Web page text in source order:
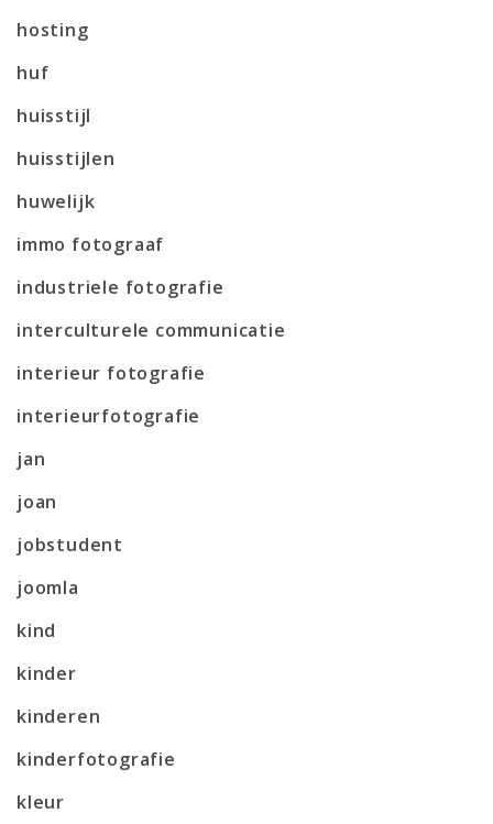
hosting
huf
huisstijl
huisstijlen
huwelijk
immo fotograaf
industriele fotografie
interculturele communicatie
interieur fotografie
interieurfotografie
jan
joan
jobstudent
joomla
kind
kinder
kinderen
kinderfotografie
kleur